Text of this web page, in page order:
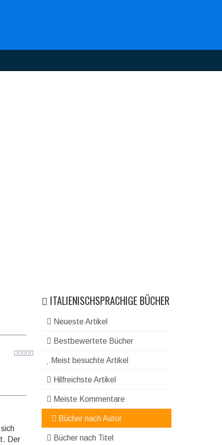
ITALIENISCHSPRACHIGE BÜCHER
Neueste Artikel
Bestbewertete Bücher
Meist besuchte Artikel
Hilfreichste Artikel
Meiste Kommentare
Bücher nach Autor
Bücher nach Titel
Der